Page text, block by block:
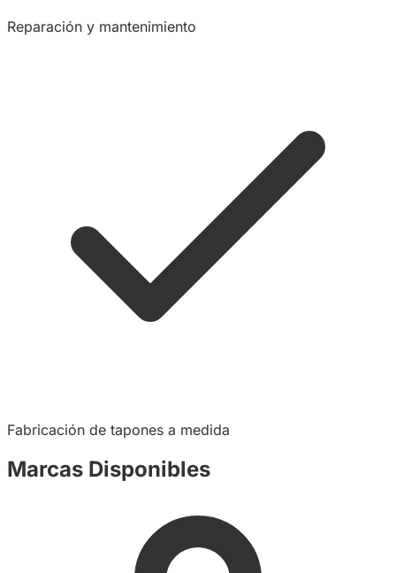
Reparación y mantenimiento
Fabricación de tapones a medida
Marcas Disponibles